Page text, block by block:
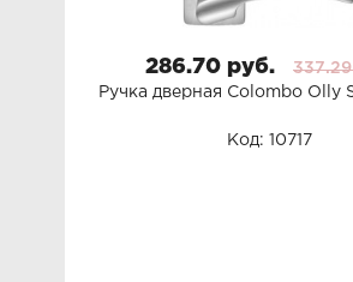
286.70 руб.
Ручка дверная Colombo Olly
Код: 10717